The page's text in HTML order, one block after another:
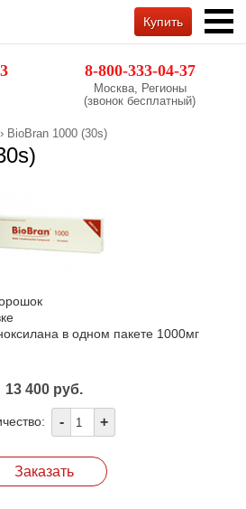
8-800-333-04-37
Москва, Регионы
(звонок бесплатный)
Купить
› BioBran 1000 (30s)
в одном пакете 1000мг
13 400 руб.